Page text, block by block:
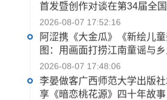
首发暨创作对谈在第34届全
举行
2026-08-07 17:52:16
阿涩携《大金瓜》《新绘儿
图：用画面打捞江南童谣与
2026-08-07 17:48:06
李晏做客广西师范大学出版
享《暗恋桃花源》四十年故事